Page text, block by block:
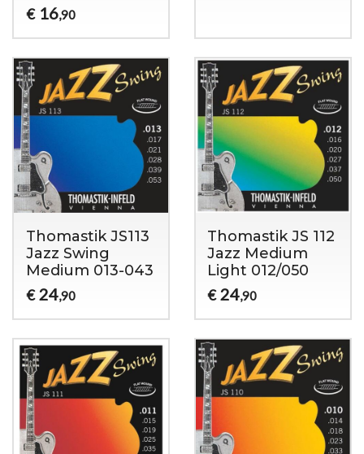
€ 16,90
Thomastik JS113
Jazz Swing
Medium 013-043
€ 24,90
Thomastik JS 112
Jazz Medium
Light 012/050
€ 24,90